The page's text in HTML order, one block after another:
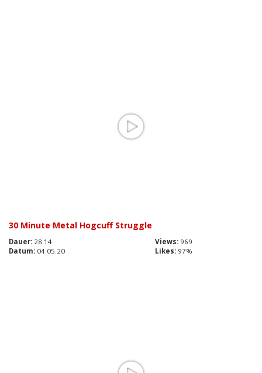
30 Minute Metal Hogcuff Struggle
Dauer: 28:14 Views: 969
Datum: 04.05.20 Likes: 97%